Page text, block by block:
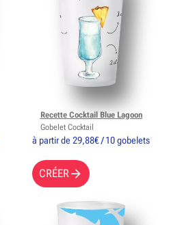
à partir de 29,88€ / 10 gobelets
CRÉER
Recette Cocktail Blue Lagoon
Gobelet Cocktail